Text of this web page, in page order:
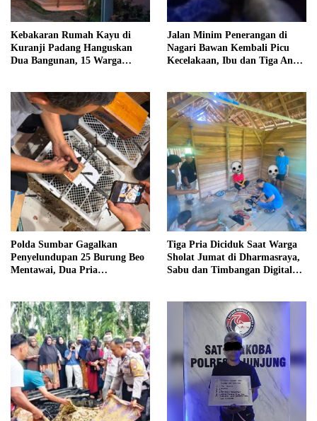
Kebakaran Rumah Kayu di
Kuranji Padang Hanguskan
Dua Bangunan, 15 Warga
Jalan Minim Penerangan di
Nagari Bawan Kembali Picu
Kecelakaan, Ibu dan Tiga Anak
Polda Sumbar Gagalkan
Penyelundupan 25 Burung Beo
Mentawai, Dua Pria
Tiga Pria Diciduk Saat Warga
Sholat Jumat di Dharmasraya,
Sabu dan Timbangan Digital